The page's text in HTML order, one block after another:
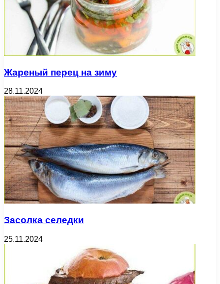
Жареный перец на зиму
28.11.2024
Засолка селедки
25.11.2024